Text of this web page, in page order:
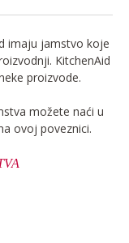
imaju jamstvo koje
KitchenAid
proizvode.
možete naći u
ovoj poveznici.